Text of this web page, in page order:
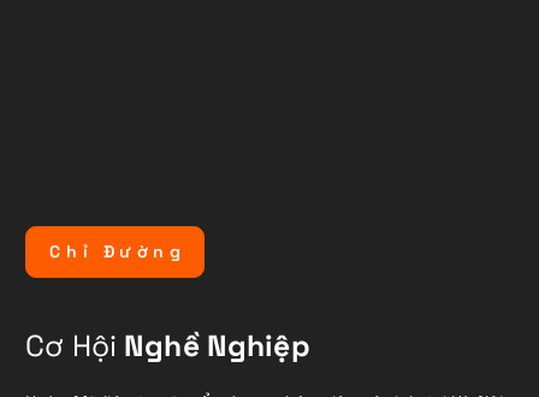
C h ỉ Đ ư ờ n g
Cơ Hội Nghề Nghiệp